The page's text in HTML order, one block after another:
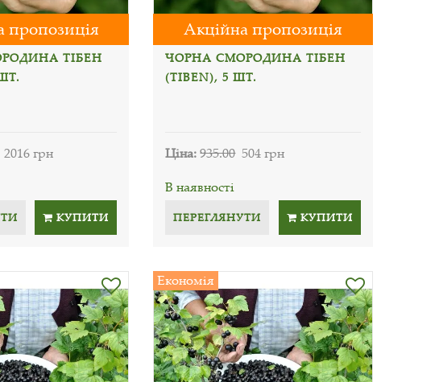
пропозиція
ТІБЕН
2016 грн
КУПИТИ
Акційна пропозиція
ЧОРНА СМОРОДИНА ТІБЕН
(TIBEN), 5 ШТ.
Ціна:935.00 504 грн
В наявності
ПЕРЕГЛЯНУТИ КУПИТИ
Економія